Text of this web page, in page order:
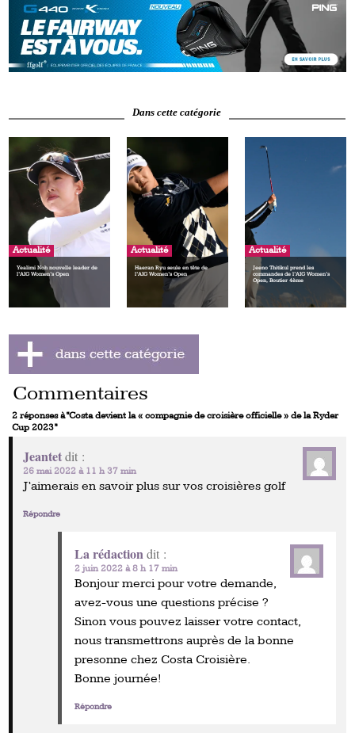
Dans cette catégorie
Actualité
Yealimi Noh nouvelle leader de
l’AIG Women’s Open
Actualité
Haeran Ryu seule en tête de
l’AIG Women’s Open
Actualité
Jeeno Thitikul prend les
commandes de l’AIG Women’s
Open, Boutier 4ème
Commentaires
2 réponses à “Costa devient la « compagnie de croisière officielle » de la Ryder
Cup 2023”
Jeantetdit :
26 mai 2022 à 11 h 37 min
J’aimerais en savoir plus sur vos croisières golf
Répondre
La rédactiondit :
2 juin 2022 à 8 h 17 min
Bonjour merci pour votre demande,
avez-vous une questions précise ?
Sinon vous pouvez laisser votre contact,
nous transmettrons auprès de la bonne
presonne chez Costa Croisière.
Bonne journée!
Répondre